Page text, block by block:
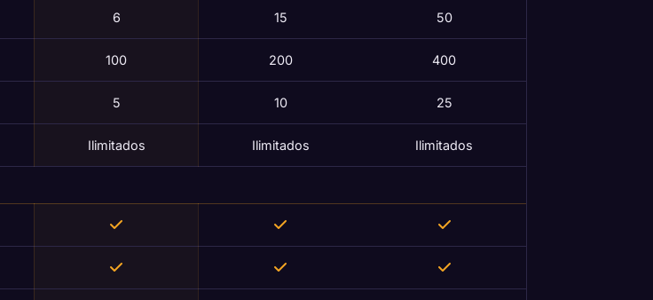
6 15 50
100 200 400
5 10 25
Ilimitados Ilimitados Ilimitados